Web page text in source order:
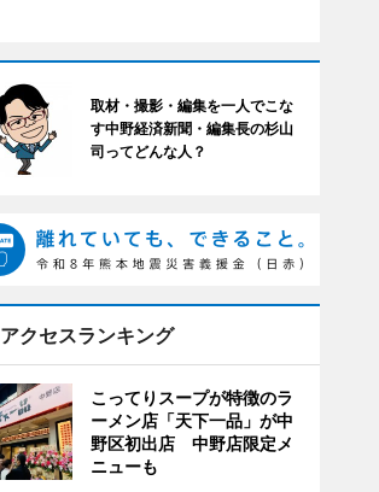
取材・撮影・編集を一人でこな
す中野経済新聞・編集長の杉山
司ってどんな人？
アクセスランキング
こってりスープが特徴のラ
ーメン店「天下一品」が中
野区初出店 中野店限定メ
ニューも